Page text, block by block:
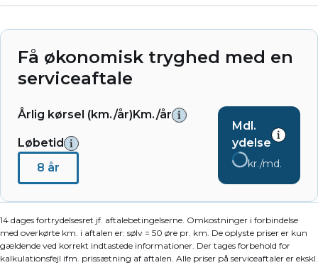
Få økonomisk tryghed med en
serviceaftale
Årlig kørsel (km./år)Km./år
Løbetid
8 år
Mdl.
ydelse
kr./md.
14 dages fortrydelsesret jf. aftalebetingelserne. Omkostninger i forbindelse
med overkørte km. i aftalen er: sølv = 50 øre pr. km. De oplyste priser er kun
gældende ved korrekt indtastede informationer. Der tages forbehold for
kalkulationsfejl ifm. prissætning af aftalen. Alle priser på serviceaftaler er ekskl.